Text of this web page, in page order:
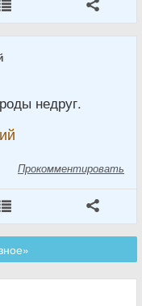
недруг.
Прокомментировать